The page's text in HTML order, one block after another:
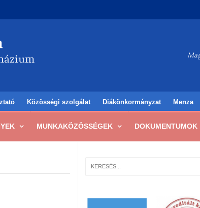
Közösségi szolgálat Diákönkormányzat Menza
MUNKAKÖZÖSSÉGEK DOKUMENTUMOK